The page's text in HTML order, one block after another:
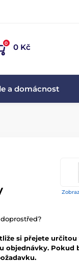
0 0 Kč
a domácnost
si přejete
objednávky. Pokud